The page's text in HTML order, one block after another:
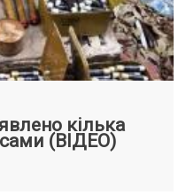
кілька
(ВІДЕО)